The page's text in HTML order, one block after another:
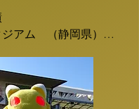
（東京都）
祭　あすたむらんど
ィバル（徳島県）
in ATC
芸見本市
アム　（静岡県）
協祭り（静岡県）
掛川（静岡県）
ピングカーフェア